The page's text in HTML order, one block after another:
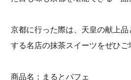
京都に行った際は、天皇の献上
する名店の抹茶スイーツをぜひご
商品名：まるとパフェ